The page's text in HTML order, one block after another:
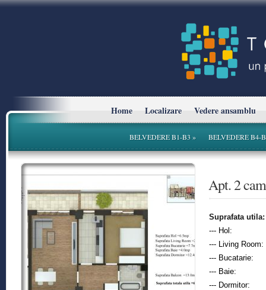
Home Localizare Vedere ansamblu
BELVEDERE B1-B3» BELVEDERE B4-
* Planurile si suprafetele sunt cu titlu informativ.
Apt. 2
Suprafata utila:
--- Hol:
--- Living Room:
--- Bucatarie:
--- Baie:
--- Dormitor: